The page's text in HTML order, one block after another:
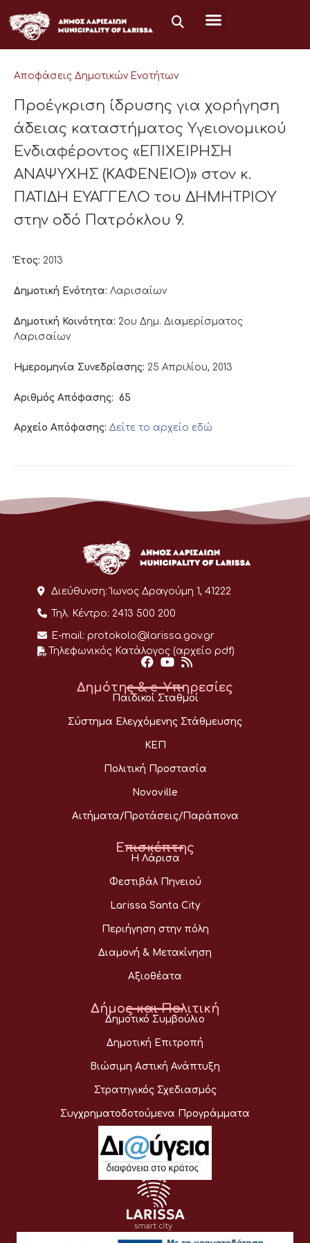
στο
περιεχόμενο
Αποφάσεις Δημοτικών Ενοτήτων
Προέγκριση ίδρυσης για χορήγηση
άδειας καταστήματος Υγειονομικού
Ενδιαφέροντος «ΕΠΙΧΕΙΡΗΣΗ
ΑΝΑΨΥΧΗΣ (ΚΑΦΕΝΕΙΟ)» στον κ.
ΠΑΤΙΔΗ ΕΥΑΓΓΕΛΟ του ΔΗΜΗΤΡΙΟΥ
στην οδό Πατρόκλου 9.
Έτος: 2013
Δημοτική Ενότητα: Λαρισαίων
Δημοτική Κοινότητα: 2ου Δημ. Διαμερίσματος
Λαρισαίων
Ημερομηνία Συνεδρίασης: 25 Απριλίου, 2013
Αριθμός Απόφασης: 65
Αρχείο Απόφασης: Δείτε το αρχείο εδώ
Διεύθυνση: Ίωνος Δραγούμη 1, 41222
Τηλ. Κέντρο: 2413 500 200
E-mail: protokolo@larissa.gov.gr
Τηλεφωνικός Κατάλογος (αρχείο pdf)
Δημότης & e-Υπηρεσίες
Παιδικοί Σταθμοί
Σύστημα Ελεγχόμενης Στάθμευσης
ΚΕΠ
Πολιτική Προστασία
Novoville
Αιτήματα/Προτάσεις/Παράπονα
Επισκέπτης
Η Λάρισα
Φεστιβάλ Πηνειού
Larissa Santa City
Περιήγηση στην πόλη
Διαμονή & Μετακίνηση
Αξιοθέατα
Δήμος και Πολιτική
Δημοτικό Συμβούλιο
Δημοτική Επιτροπή
Βιώσιμη Αστική Ανάπτυξη
Στρατηγικός Σχεδιασμός
Συγχρηματοδοτούμενα Προγράμματα